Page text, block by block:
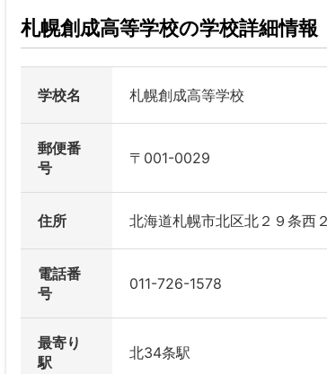
札幌創成高等学校の学校詳細情報
学校名 札幌創成高等学校
郵便番
号
〒001-0029
住所 北海道札幌市北区北２９条西
電話番
号
011-726-1578
最寄り
駅
北34条駅